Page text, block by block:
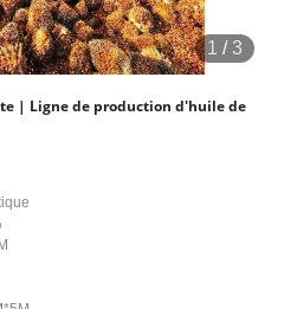
minimum : 1 pièce. Type : raffinerie
soja, tournesol 3/6/2023 · L'huile
cosmétiques, et peut même être
1 /3
| Ligne de production d'huile de